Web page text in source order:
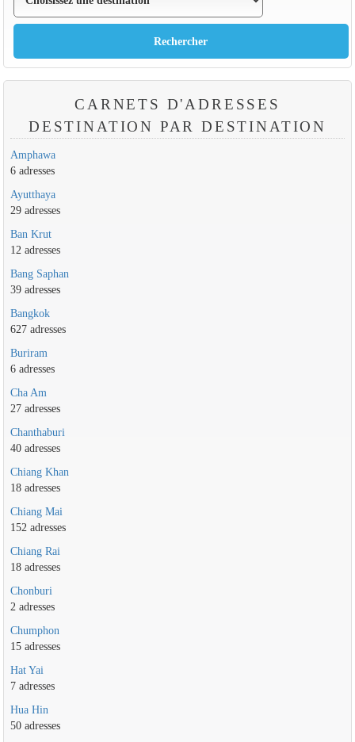
CARNETS D'ADRESSES
DESTINATION PAR DESTINATION
Amphawa
6 adresses
Ayutthaya
29 adresses
Ban Krut
12 adresses
Bang Saphan
39 adresses
Bangkok
627 adresses
Buriram
6 adresses
Cha Am
27 adresses
Chanthaburi
40 adresses
Chiang Khan
18 adresses
Chiang Mai
152 adresses
Chiang Rai
18 adresses
Chonburi
2 adresses
Chumphon
15 adresses
Hat Yai
7 adresses
Hua Hin
50 adresses